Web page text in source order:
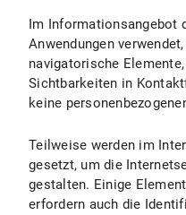
Im Informationsangebot
Anwendungen
navigatorische
Sichtbarkeiten in
keine
Teilweise werden im
gesetzt, um die
gestalten. Einige
erfordern auch die